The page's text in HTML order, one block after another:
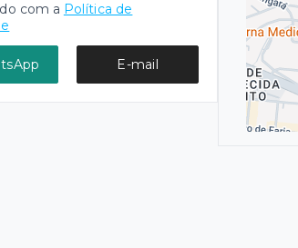
com a Política de
E-mail